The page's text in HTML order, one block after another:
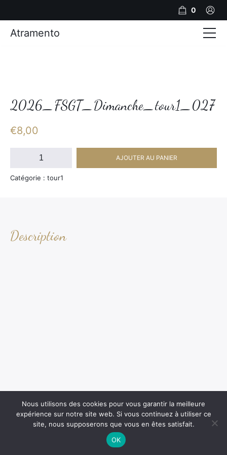
2026_FSGT_Dimanche_tour1_027
€8,00
quantité
2026_FSGT_Dimanche_tour1_027
AJOUTER AU PANIER
Catégorie : tour1
Description
0
Atramento
Photos
Nous utilisons des cookies pour vous garantir la meilleure
expérience sur notre site web. Si vous continuez à utiliser ce
site, nous supposerons que vous en êtes satisfait.
OK